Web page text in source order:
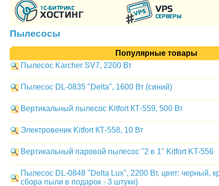
Пылесосы
Популярные товары
Пылесос Karcher SV7, 2200 Вт
Пылесос DL-0835 "Delta", 1600 Вт (синий)
Вертикальный пылесос Kitfort КТ-559, 500 Вт
Электровеник Kitfort КТ-558, 10 Вт
Вертикальный паровой пылесос "2 в 1" Kitfort KT-556
Пылесос DL-0848 "Delta Lux", 2200 Вт, цвет: черный,
сбора пыли в подарок - 3 штуки)